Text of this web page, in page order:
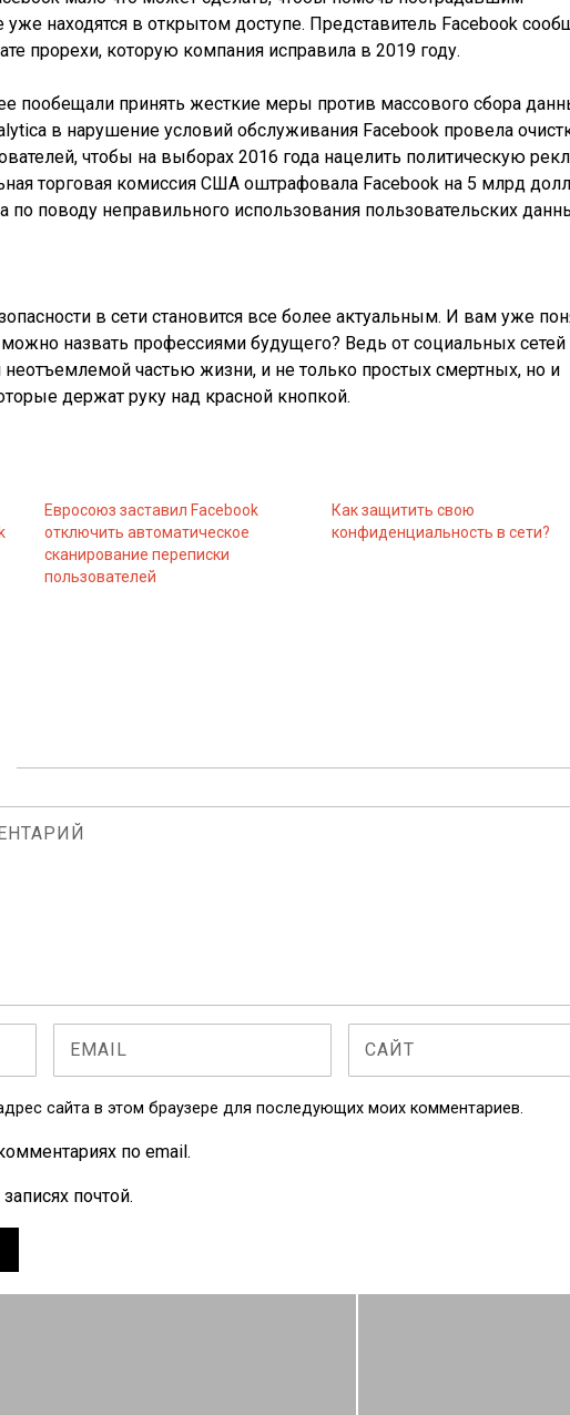
находятся в открытом доступе. Представитель Facebook
прорехи, которую компания исправила в 2019 году.
пообещали принять жесткие меры против массового сбора
в нарушение условий обслуживания Facebook провела
чтобы на выборах 2016 года нацелить политическую
торговая комиссия США оштрафовала Facebook на 5 млрд
по поводу неправильного использования пользовательских
в сети становится все более актуальным. И вам уже
можно назвать профессиями будущего? Ведь от социальных
неотъемлемой частью жизни, и не только простых смертных, но и
держат руку над красной кнопкой.
Евросоюз заставил Facebook
отключить автоматическое
сканирование переписки
пользователей
Как защитить свою
конфиденциальность в сети?
сайта в этом браузере для последующих моих комментариев.
по email.
почтой.